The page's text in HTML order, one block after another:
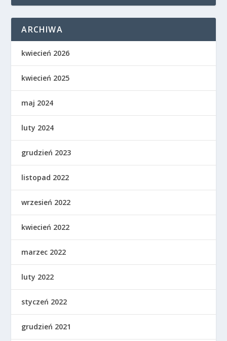
ARCHIWA
kwiecień 2026
kwiecień 2025
maj 2024
luty 2024
grudzień 2023
listopad 2022
wrzesień 2022
kwiecień 2022
marzec 2022
luty 2022
styczeń 2022
grudzień 2021